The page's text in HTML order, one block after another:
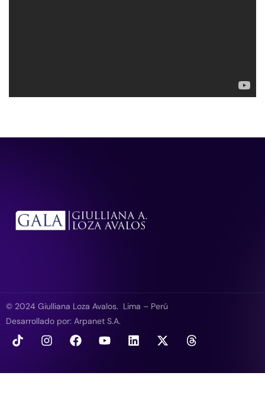
© 2024 Giulliana Loza Avalos. Lima – Perú
Desarrollado por: Arpanet S.A.